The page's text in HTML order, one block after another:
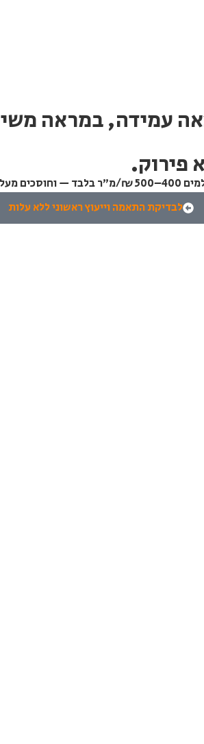
לבדיקת התאמה וייעוץ ראשוני ללא עלות